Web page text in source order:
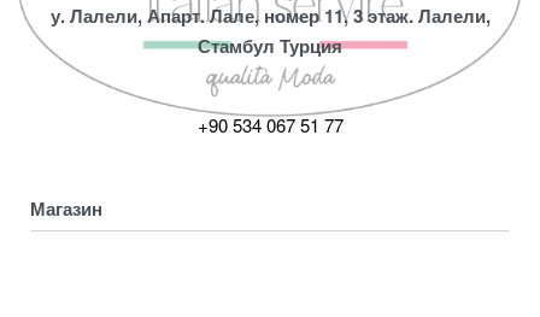
у. Лалели, Апарт. Лале, номер 11, 3 этаж. Лалели,
Стамбул Турция
+90 534 067 51 77
Магазин